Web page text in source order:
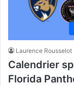
Laurence Rousselot
Calendrier
Florida